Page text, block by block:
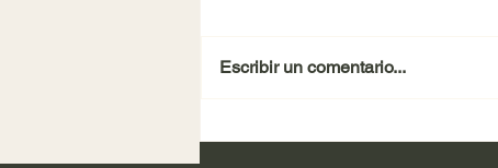
Escribir un comentario...